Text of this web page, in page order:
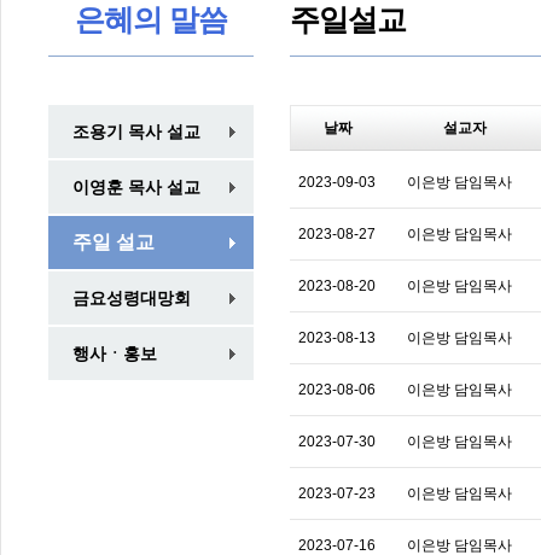
은혜의 말씀
조용기 목사 설교
이영훈 목사 설교
주일 설교
금요성령대망회
행사ㆍ홍보
주일설교
날짜 설교자
2023-09-03 이은방 담임목사
2023-08-27 이은방 담임목사
2023-08-20 이은방 담임목사
2023-08-13 이은방 담임목사
2023-08-06 이은방 담임목사
2023-07-30 이은방 담임목사
2023-07-23 이은방 담임목사
2023-07-16 이은방 담임목사